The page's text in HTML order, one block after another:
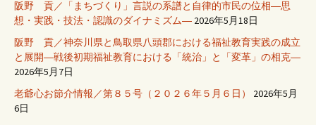
阪野 貢／「まちづくり」言説の系譜と自律的市民の位相―思
想・実践・技法・認識のダイナミズム― 2026年5月18日
阪野 貢／神奈川県と鳥取県八頭郡における福祉教育実践の成立
と展開―戦後初期福祉教育における「統治」と「変革」の相克―
2026年5月7日
老爺心お節介情報／第８５号（２０２６年５月６日）
2026年5月
6日